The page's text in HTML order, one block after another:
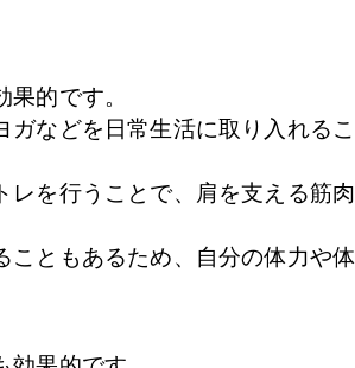
的です。
ガなどを日常生活に取り入れる
レを行うことで、肩を支える筋
ともあるため、自分の体力や